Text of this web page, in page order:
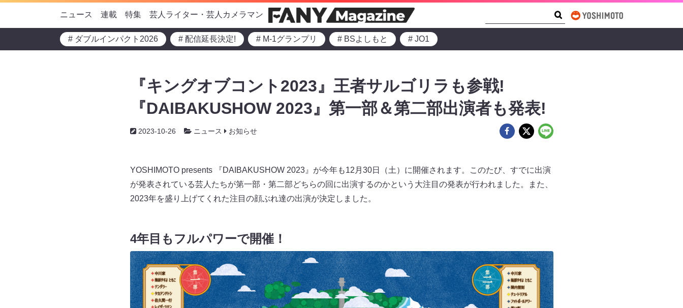
ニュース 連載 特集 芸人ライター・芸人カメラマン
# ダブルインパクト2026 # 配信延長決定! # M-1グランプリ # BSよしもと # JO1
『キングオブコント2023』王者サルゴリラも参戦!
『DAIBAKUSHOW 2023』第一部＆第二部出演者も発表!
2023-10-26 ニュース お知らせ
YOSHIMOTO presents 『DAIBAKUSHOW 2023』が今年も12月30日（土）に開催されます。このたび、すでに出演
が発表されている芸人たちが第一部・第二部どちらの回に出演するのかという大注目の発表が行われました。また、
2023年を盛り上げてくれた注目の顔ぶれ達の出演が決定しました。
4年目もフルパワーで開催！